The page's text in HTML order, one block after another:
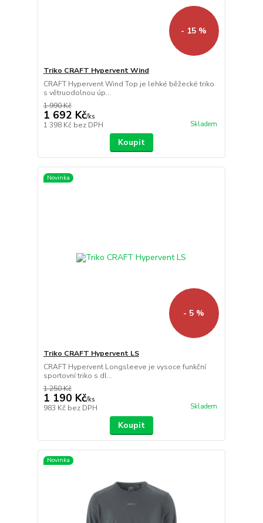
- 15 %
Triko CRAFT Hypervent Wind
CRAFT Hypervent Wind Top je lehké běžecké triko
s větruodolnou úp...
1 990 Kč
1 692 Kč/ks
1 398 Kč bez DPH Skladem
Koupit
Novinka
- 5 %
Triko CRAFT Hypervent LS
CRAFT Hypervent Longsleeve je vysoce funkční
sportovní triko s dl...
1 250 Kč
1 190 Kč/ks
983 Kč bez DPH Skladem
Koupit
Novinka